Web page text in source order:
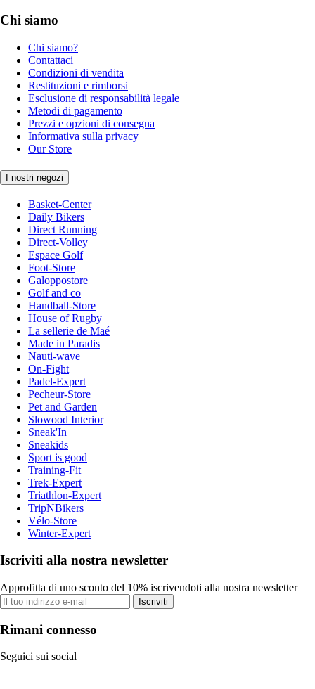
Chi siamo
Chi siamo?
Contattaci
Condizioni di vendita
Restituzioni e rimborsi
Esclusione di responsabilità legale
Metodi di pagamento
Prezzi e opzioni di consegna
Informativa sulla privacy
Our Store
I nostri negozi
Basket-Center
Daily Bikers
Direct Running
Direct-Volley
Espace Golf
Foot-Store
Galoppostore
Golf and co
Handball-Store
House of Rugby
La sellerie de Maé
Made in Paradis
Nauti-wave
On-Fight
Padel-Expert
Pecheur-Store
Pet and Garden
Slowood Interior
Sneak'In
Sneakids
Sport is good
Training-Fit
Trek-Expert
Triathlon-Expert
TripNBikers
Vélo-Store
Winter-Expert
Iscriviti alla nostra newsletter
Approfitta di uno sconto del 10% iscrivendoti alla nostra newsletter
Iscriviti
Rimani connesso
Seguici sui social